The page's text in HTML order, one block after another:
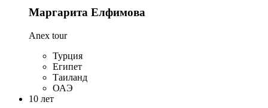
Маргарита Елфимова
Anex tour
Турция
Египет
Таиланд
ОАЭ
10 лет